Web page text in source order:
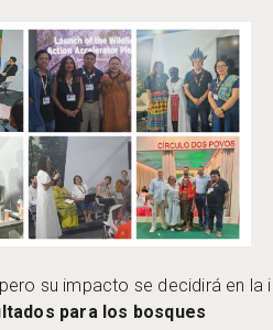
su impacto se decidirá en la
para los bosques